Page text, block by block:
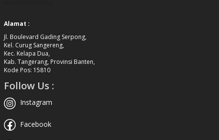
Alamat :
Jl. Boulevard Gading Serpong,
Kel. Curug Sangereng,
Kec. Kelapa Dua,
Kab. Tangerang, Provinsi Banten,
Kode Pos: 15810
Follow Us :
Instagram
Facebook